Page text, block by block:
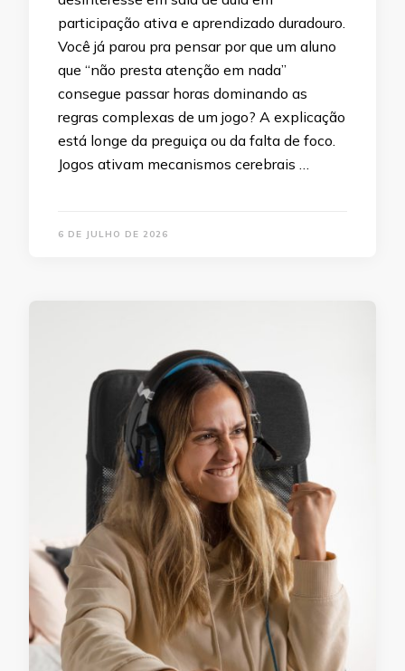
participação ativa e aprendizado duradouro.
Você já parou pra pensar por que um aluno
que “não presta atenção em nada”
consegue passar horas dominando as
regras complexas de um jogo? A explicação
está longe da preguiça ou da falta de foco.
Jogos ativam mecanismos cerebrais …
6 DE JULHO DE 2026